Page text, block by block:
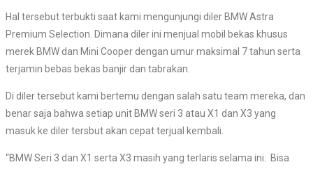
Hal tersebut terbukti saat kami mengunjungi diler BMW Astra
Premium Selection. Dimana diler ini menjual mobil bekas khusus
merek BMW dan Mini Cooper dengan umur maksimal 7 tahun serta
terjamin bebas bekas banjir dan tabrakan.
Di diler tersebut kami bertemu dengan salah satu team mereka, dan
benar saja bahwa setiap unit BMW seri 3 atau X1 dan X3 yang
masuk ke diler tersbut akan cepat terjual kembali.
“BMW Seri 3 dan X1 serta X3 masih yang terlaris selama ini. Bisa